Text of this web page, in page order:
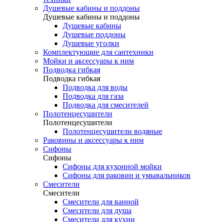
Душевые кабины и поддоны
Душевые кабины и поддоны
Душевые кабины
Душевые поддоны
Душевые уголки
Комплектующие для сантехники
Мойки и аксессуары к ним
Подводка гибкая
Подводка гибкая
Подводка для воды
Подводка для газа
Подводка для смесителей
Полотенцесушители
Полотенцесушители
Полотенцесушители водяные
Раковины и аксессуары к ним
Сифоны
Сифоны
Сифоны для кухонной мойки
Сифоны для раковин и умывальников
Смесители
Смесители
Смесители для ванной
Смесители для душа
Смесители для кухни